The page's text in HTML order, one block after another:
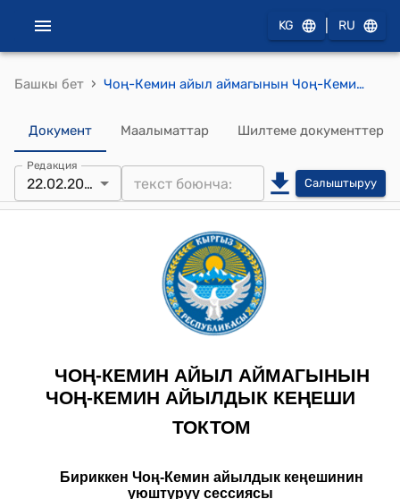
KG RU
Башкы бет › Чоң-Кемин айыл аймагынын Чоң-Кемин айылдык кеңешинин 2024-жылдын 22- февралындагы № 3 "Чүй облусунун Кемин районунун Чоң-Кемин айыл аймагынын Чоң-Кемин айылдык кеңеши” мекемесин түзүү жөнүндө" токтому
Документ Маалыматтар Шилтеме документтер
Редакция
22.02.2024 Салыштыруу